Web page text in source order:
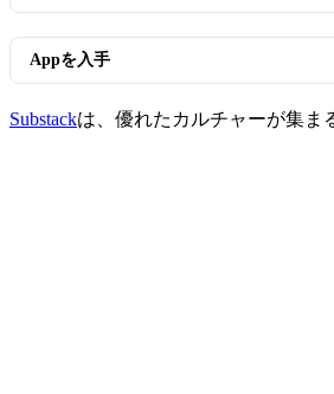
Appを入手
Substackは、優れたカルチャーが集ま